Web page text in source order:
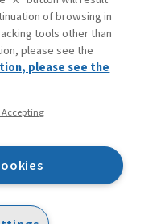
of browsing in
tools other than
please see the
please see the